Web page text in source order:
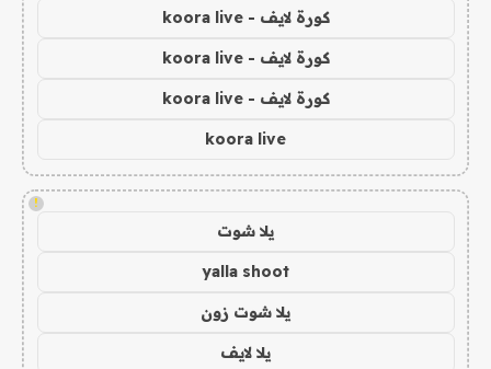
كورة لايف - koora live
كورة لايف - koora live
كورة لايف - koora live
koora live
!
يلا شوت
yalla shoot
يلا شوت زون
يلا لايف